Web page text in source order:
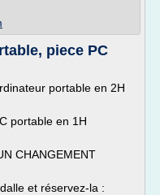
piece PC
portable en 2H
portable en 1H
CHANGEMENT
et réservez-la :